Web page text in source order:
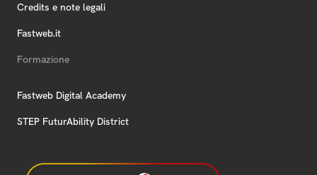
Credits e note legali
Fastweb.it
Formazione
Fastweb Digital Academy
STEP FuturAbility District